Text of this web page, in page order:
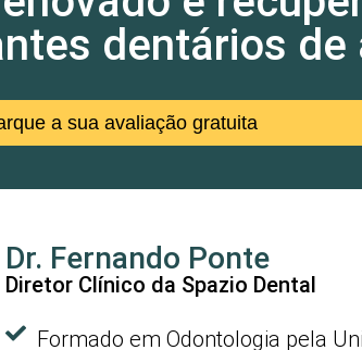
dentários
a sua avaliação gratuita
Dr. Fernando Ponte
Diretor Clínico da Spazio Dental
Formado em Odontologia pela